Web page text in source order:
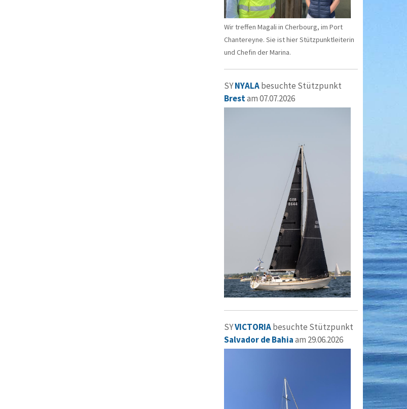
Wir treffen Magali in Cherbourg, im Port
Chantereyne. Sie ist hier Stützpunktleiterin
und Chefin der Marina.
SYNYALAbesuchte Stützpunkt
Brestam 07.07.2026
SYVICTORIAbesuchte Stützpunkt
Salvador de Bahiaam 29.06.2026